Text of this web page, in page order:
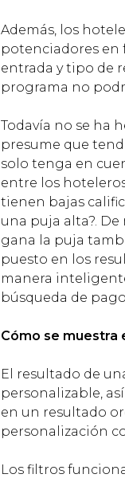
Además, los
potenciadores en
entrada y tipo de
programa no
Todavía no se ha
presume que
solo tenga en
entre los
tienen bajas
una puja alta?.
gana la puja
puesto en los
manera
búsqueda de
Cómo se muestra
El resultado de
personalizable,
en un resultado
personalización
Los filtros